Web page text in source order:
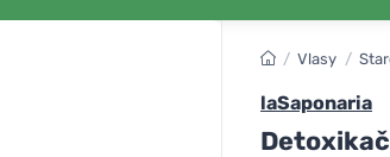
/ Vlasy /
laSaponaria